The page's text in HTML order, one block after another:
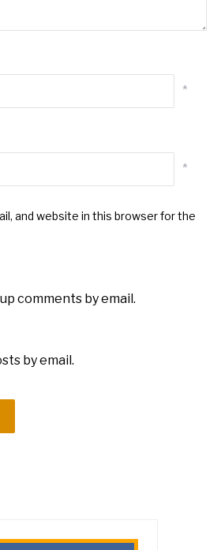
*
*
and website in this browser for the
comments by email.
by email.